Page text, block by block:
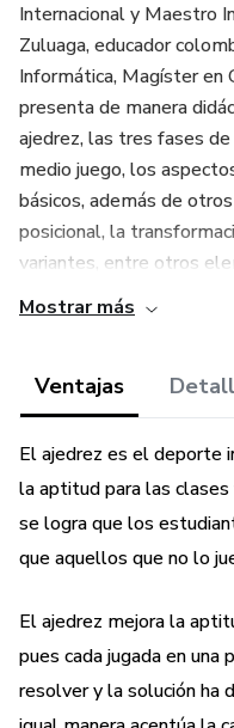
Internacional y Maestro
Zuluaga, educador
Informática, Magíster en
presenta de manera
ajedrez, las tres fases
medio juego, los
básicos, además de
posicional, la
variantes, entre otros
Mostrar más
Ventajas
El ajedrez es el deporte
la aptitud para las
se logra que los
que aquellos que no lo
El ajedrez mejora la
pues cada jugada en
resolver y la solución ha